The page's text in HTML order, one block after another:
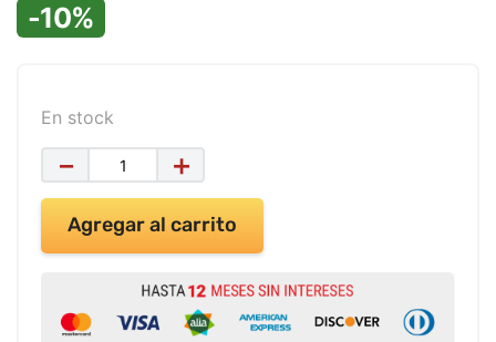
-10%
En stock
＋
－
Agregar al carrito